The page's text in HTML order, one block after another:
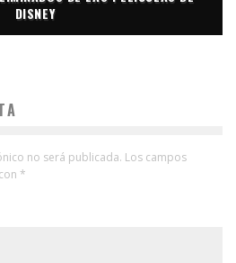
DISNEY
no será publicada. Los campos
*